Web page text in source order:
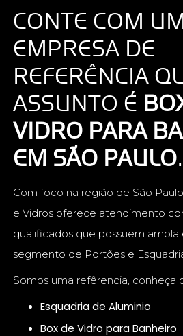
CONTE COM
EMPRESA DE
REFERÊNCIA
ASSUNTO É
VIDRO PARA
EM SÃO PAULO.
Com foco na região de São
e Vidros oferece atendimento
qualificados que possuem ampla
segmento de Portões e
Somos uma refêrencia, conheça
Esquadria de Aluminio
Box de Vidro para Banheiro